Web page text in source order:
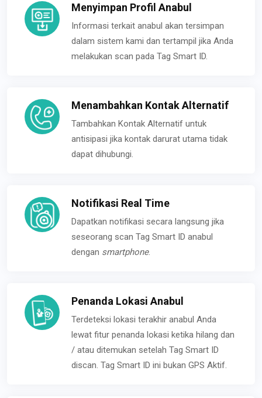
Menyimpan Profil Anabul
Informasi terkait anabul akan tersimpan
dalam sistem kami dan tertampil jika Anda
melakukan scan pada Tag Smart ID.
Menambahkan Kontak Alternatif
Tambahkan Kontak Alternatif untuk
antisipasi jika kontak darurat utama tidak
dapat dihubungi.
Notifikasi Real Time
Dapatkan notifikasi secara langsung jika
seseorang scan Tag Smart ID anabul
dengan smartphone.
Penanda Lokasi Anabul
Terdeteksi lokasi terakhir anabul Anda
lewat fitur penanda lokasi ketika hilang dan
/ atau ditemukan setelah Tag Smart ID
discan. Tag Smart ID ini bukan GPS Aktif.